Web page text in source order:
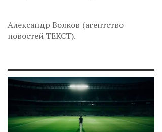
Александр Волков (агентство
новостей ТЕКСТ).